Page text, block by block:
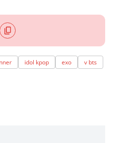
idol kpop exo
v bts